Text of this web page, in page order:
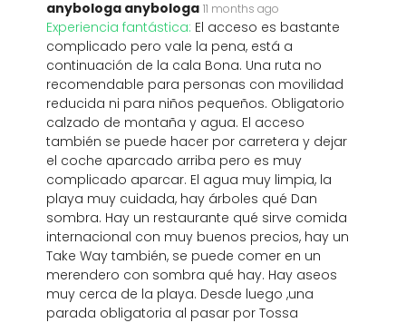
anybologa anybologa 11 months ago
Experiencia fantástica: El acceso es bastante
complicado pero vale la pena, está a
continuación de la cala Bona. Una ruta no
recomendable para personas con movilidad
reducida ni para niños pequeños. Obligatorio
calzado de montaña y agua. El acceso
también se puede hacer por carretera y dejar
el coche aparcado arriba pero es muy
complicado aparcar. El agua muy limpia, la
playa muy cuidada, hay árboles qué Dan
sombra. Hay un restaurante qué sirve comida
internacional con muy buenos precios, hay un
Take Way también, se puede comer en un
merendero con sombra qué hay. Hay aseos
muy cerca de la playa. Desde luego ,una
parada obligatoria al pasar por Tossa